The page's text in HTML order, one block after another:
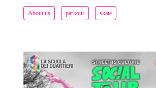
About us parkour skate